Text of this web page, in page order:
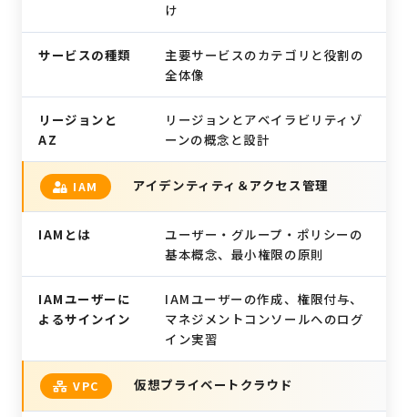
け
サービスの種類
主要サービスのカテゴリと役割の
全体像
リージョンと
AZ
リージョンとアベイラビリティゾ
ーンの概念と設計
IAM アイデンティティ＆アクセス管理
IAMとは
ユーザー・グループ・ポリシーの
基本概念、最小権限の原則
IAMユーザーに
よるサインイン
IAMユーザーの作成、権限付与、
マネジメントコンソールへのログ
イン実習
VPC 仮想プライベートクラウド